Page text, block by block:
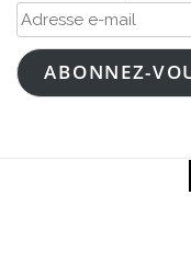
Adresse
e-
mailABONNEZ-